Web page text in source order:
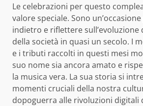
Le celebrazioni per questo
valore speciale. Sono
indietro e riflettere sull’evoluzione
della società in quasi un secolo. I
e i tributi raccolti in questi mesi
suo nome sia ancora amato e
la musica vera. La sua storia si
momenti cruciali della nostra
dopoguerra alle rivoluzioni digitali